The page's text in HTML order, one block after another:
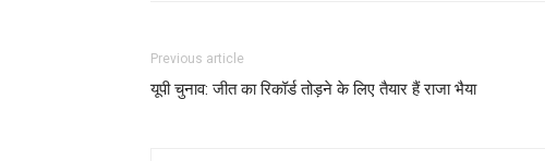
Previous article
यूपी चुनाव: जीत का रिकॉर्ड तोड़ने के लिए तैयार हैं राजा भैया